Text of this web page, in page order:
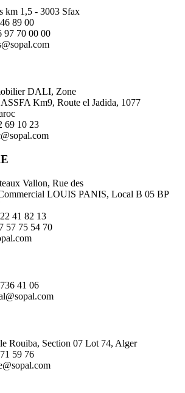
km 1,5 - 3003 Sfax
89 00
97 70 00 00
DALI, Zone
Km9, Route el Jadida, 1077
69 10 23
Vallon, Rue des
LOUIS PANIS, Local B 05 BP
41 82 13
57 75 54 70
41 06
Rouiba, Section 07 Lot 74, Alger
59 76